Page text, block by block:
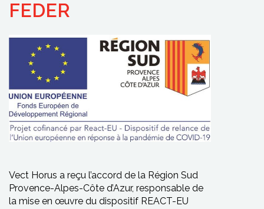
FEDER
Vect Horus a reçu l’accord de la Région Sud
Provence-Alpes-Côte d’Azur, responsable de
la mise en œuvre du dispositif REACT-EU